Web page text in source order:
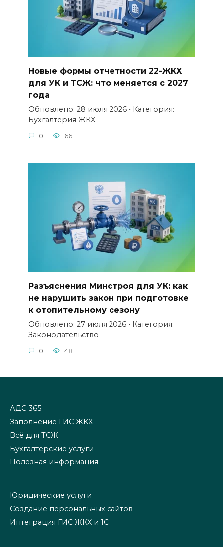
Новые формы отчетности 22-ЖКХ
для УК и ТСЖ: что меняется с 2027
года
Обновлено: 28 июля 2026 • Категория:
Бухгалтерия ЖКХ
0 66
Разъяснения Минстроя для УК: как
не нарушить закон при подготовке
к отопительному сезону
Обновлено: 27 июля 2026 • Категория:
Законодательство
0 48
АДС 365
Заполнение ГИС ЖКХ
Всё для ТСЖ
Бухгалтерские услуги
Полезная информация
Юридические услуги
Создание персональных сайтов
Интеграция ГИС ЖКХ и 1С